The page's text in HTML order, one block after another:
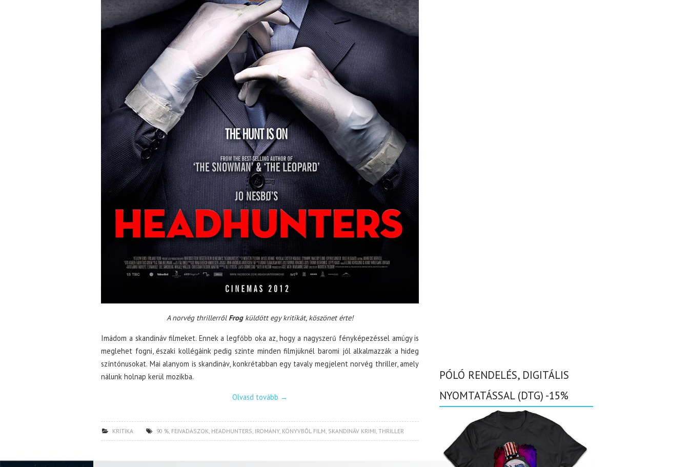
A norvég thrillerről Frogküldött egy kritikát, köszönet érte!
Imádom a skandináv filmeket. Ennek a legfőbb oka az, hogy a nagyszerű fényképezéssel amúgy is
meglehet fogni, északi kollégáink pedig szinte minden filmjüknél baromi jól alkalmazzák a hideg
színtónusokat. Mai alanyom is skandináv, konkrétabban egy tavaly megjelent norvég thriller, amely
nálunk holnap kerül mozikba.
Olvasd tovább →
KRITIKA 90 %, FEJVADÁSZOK, HEADHUNTERS, IROMÁNY, KÖNYVBŐL FILM, SKANDINÁV KRIMI, THRILLER
PÓLÓ RENDELÉS, DIGITÁLIS
NYOMTATÁSSAL (DTG) -15%